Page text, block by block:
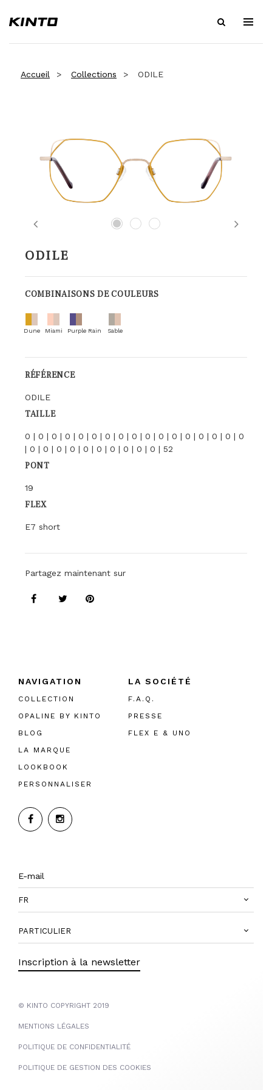
Accueil Collections ODILE
Previous Next
ODILE
COMBINAISONS DE COULEURS
Dune Miami Purple Rain Sable
RÉFÉRENCE
ODILE
TAILLE
0 | 0 | 0 | 0 | 0 | 0 | 0 | 0 | 0 | 0 | 0 | 0 | 0 | 0 | 0 | 0 | 0
| 0 | 0 | 0 | 0 | 0 | 0 | 0 | 0 | 0 | 0 | 52
PONT
19
FLEX
E7 short
Partagez maintenant sur
NAVIGATION
COLLECTION
OPALINE BY KINTO
BLOG
LA MARQUE
LOOKBOOK
PERSONNALISER
LA SOCIÉTÉ
F.A.Q.
PRESSE
FLEX E & UNO
FR
PARTICULIER
Inscription à la newsletter
© KINTO COPYRIGHT 2019
MENTIONS LÉGALES
POLITIQUE DE CONFIDENTIALITÉ
POLITIQUE DE GESTION DES COOKIES